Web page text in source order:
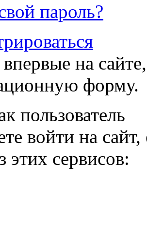
пароль?
на
форму.
пользователь
войти на сайт,
этих сервисов: